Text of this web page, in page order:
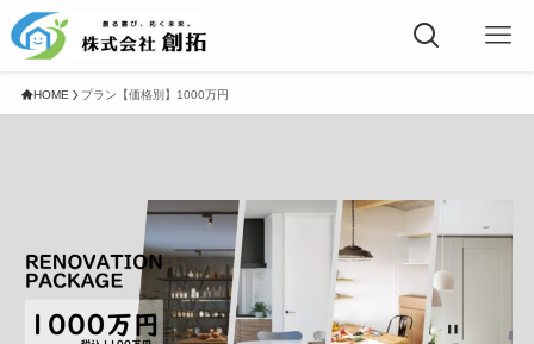
HOME プラン【価格別】1000万円